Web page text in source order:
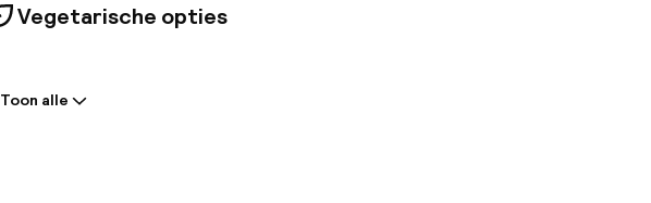
Vegetarische opties
Toon alle